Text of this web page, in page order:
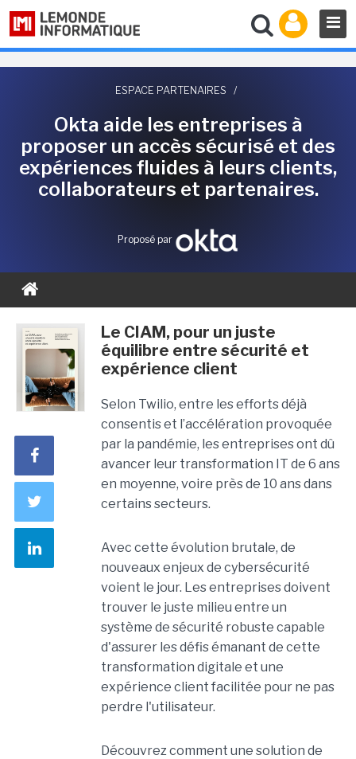
ESPACE PARTENAIRES /
Okta aide les entreprises à
proposer un accès sécurisé et des
expériences fluides à leurs clients,
collaborateurs et partenaires.
Proposé par
Le CIAM, pour un juste
équilibre entre sécurité et
expérience client
Selon Twilio, entre les efforts déjà
consentis et l’accélération provoquée
par la pandémie, les entreprises ont dû
avancer leur transformation IT de 6 ans
en moyenne, voire près de 10 ans dans
certains secteurs.
Avec cette évolution brutale, de
nouveaux enjeux de cybersécurité
voient le jour. Les entreprises doivent
trouver le juste milieu entre un
système de sécurité robuste capable
d'assurer les défis émanant de cette
transformation digitale et une
expérience client facilitée pour ne pas
perdre l'utilisateur.
Découvrez comment une solution de